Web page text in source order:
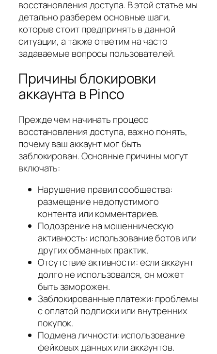
восстановления доступа. В этой статье мы
детально разберем основные шаги,
которые стоит предпринять в данной
ситуации, а также ответим на часто
задаваемые вопросы пользователей.
Причины блокировки
аккаунта в Pinco
Прежде чем начинать процесс
восстановления доступа, важно понять,
почему ваш аккаунт мог быть
заблокирован. Основные причины могут
включать:
Нарушение правил сообщества:
размещение недопустимого
контента или комментариев.
Подозрение на мошенническую
активность: использование ботов или
других обманных практик.
Отсутствие активности: если аккаунт
долго не использовался, он может
быть заморожен.
Заблокированные платежи: проблемы
с оплатой подписки или внутренних
покупок.
Подмена личности: использование
фейковых данных или аккаунтов.